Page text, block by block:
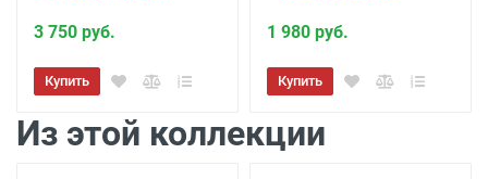
3 750 руб.
Купить
1 980 руб.
Купить
Из этой коллекции